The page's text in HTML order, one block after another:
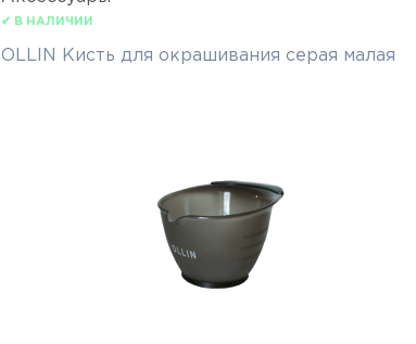
✔ В НАЛИЧИИ
OLLIN Кисть для окрашивания серая малая